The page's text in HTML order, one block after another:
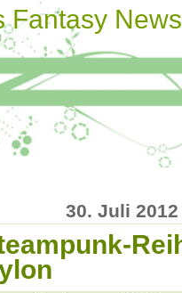
Fantasy News
30. Juli 2012